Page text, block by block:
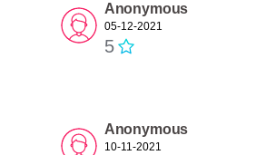
Anonymous
05-12-2021
5
Anonymous
10-11-2021